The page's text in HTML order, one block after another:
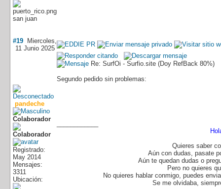
san juan
#19 Miercoles,
11 Junio 2025
pandeche
Colaborador
Registrado:
May 2014
Mensajes:
3311
Ubicación:
Re: SurfOi - Surfio.site (Doy RefBack 80%)
Segundo pedido sin problemas:
Quieres saber
Aún con dudas, pasate
Aún te quedan dudas o
Pero no quieres
No quieres hablar conmigo, puedes
Se me olvidaba,